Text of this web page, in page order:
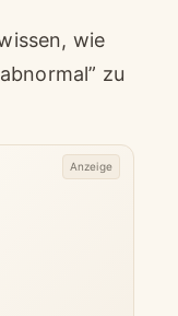
wie
zu
Anzeige